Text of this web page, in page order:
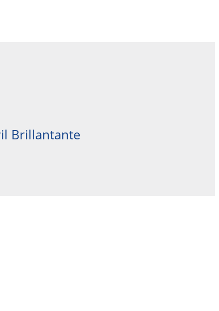
Brillantante